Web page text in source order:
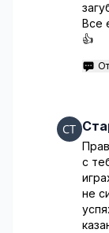
Все
👍
с
не